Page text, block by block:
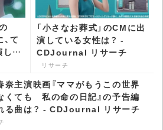
て
して
「小さなお葬式」のCMに出
演している女性は？ -
CDJournal リサーチ
リサーチ
奈主演映画『ママがもうこの世界
くても 私の命の日記』の予告編
る曲は？ - CDJournal リサーチ